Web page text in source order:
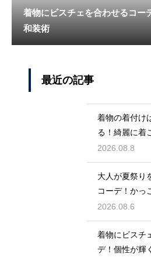
着物にビスチェを合わせるコー
和装術
最近の記事
着物の着付け
る！綺麗に着
2026.08.8
大人が夏祭り
コーデ！かっ
2026.08.6
着物にビスチ
デ！個性が輝